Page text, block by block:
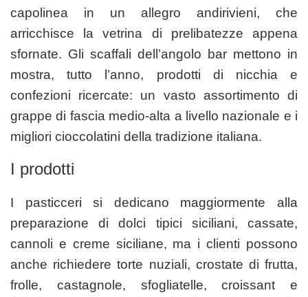
capolinea in un allegro andirivieni, che
arricchisce la vetrina di prelibatezze appena
sfornate. Gli scaffali dell’angolo bar mettono in
mostra, tutto l’anno, prodotti di nicchia e
confezioni ricercate: un vasto assortimento di
grappe di fascia medio-alta a livello nazionale e i
migliori cioccolatini della tradizione italiana.
I prodotti
I pasticceri si dedicano maggiormente alla
preparazione di dolci tipici siciliani, cassate,
cannoli e creme siciliane, ma i clienti possono
anche richiedere torte nuziali, crostate di frutta,
frolle, castagnole, sfogliatelle, croissant e